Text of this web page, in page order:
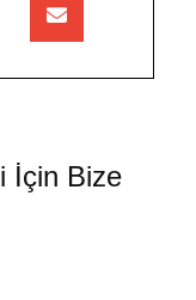
İçin Bize